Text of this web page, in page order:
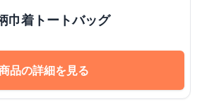
巾着トートバッグ
品の詳細を見る